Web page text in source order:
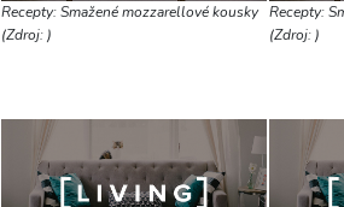
Recepty: Smažené mozzarellové kousky
(Zdroj: )
Recepty:
(Zdroj: )